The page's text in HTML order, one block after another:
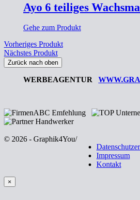
Ayo 6 teiliges
Gehe zum Produkt
Vorheriges Produkt
Nächstes Produkt
Zurück nach oben
WERBEAGENTUR
© 2026 - Graphik4You/
Impressum
Kontakt
×